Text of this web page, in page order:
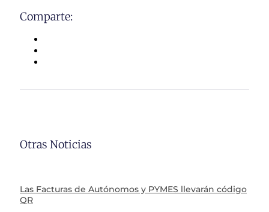
Comparte:
Otras Noticias
Las Facturas de Autónomos y PYMES llevarán código
QR